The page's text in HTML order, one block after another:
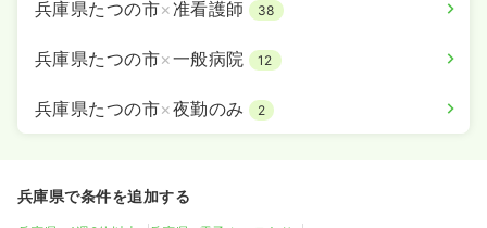
兵庫県たつの市×准看護師 38
兵庫県たつの市×一般病院 12
兵庫県たつの市×夜勤のみ 2
兵庫県で条件を追加する